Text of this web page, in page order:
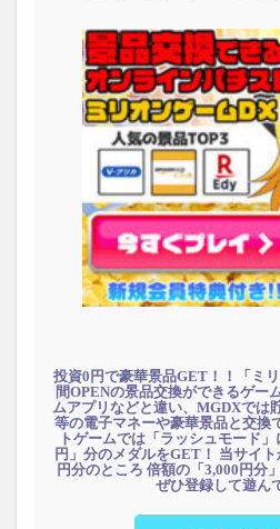
投資0円で豪華景品GET！！「ミ
間OPENの景品交換ができるゲー
ムアプリなどと違い、MGDXでは
等の電子マネーや豪華景品と交換
トゲームでは「ラッシュモード
円」分のメダルをGET！ 当サイ
円分のところ 倍額の「3,000円分
ぜひ登録して遊ん